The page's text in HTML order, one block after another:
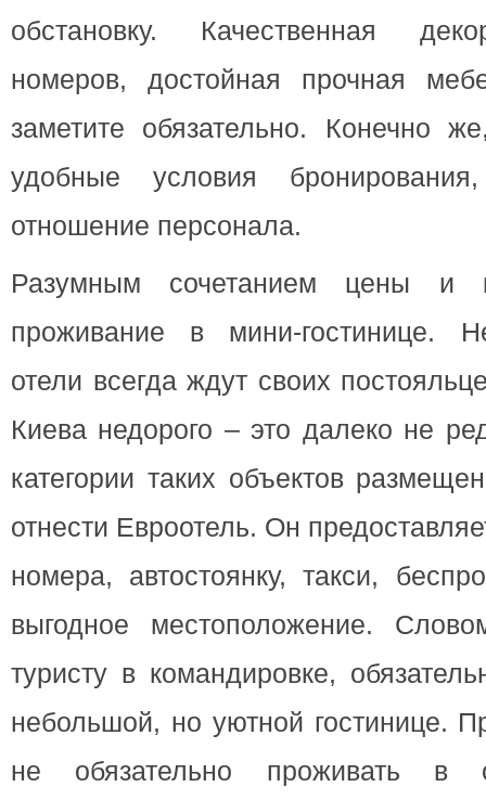
обстановку. Качественная
номеров, достойная прочная
заметите обязательно. Конечно
удобные условия
отношение персонала.
Разумным сочетанием цены и
проживание в мини-гостинице.
отели всегда ждут своих
Киева недорого – это далеко не
категории таких объектов
отнести Евроотель. Он
номера, автостоянку, такси,
выгодное местоположение.
туристу в командировке,
небольшой, но уютной гостинице.
не обязательно проживать